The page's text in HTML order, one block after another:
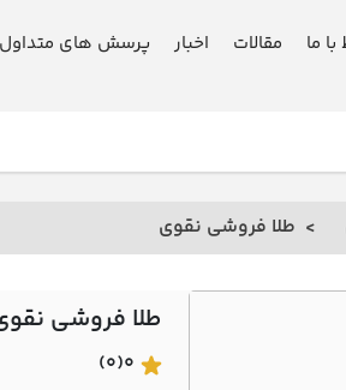
با ما مقالات اخبار پرسش های متداول
طلا فروشی نقوي
طلا فروشی
0
(0)